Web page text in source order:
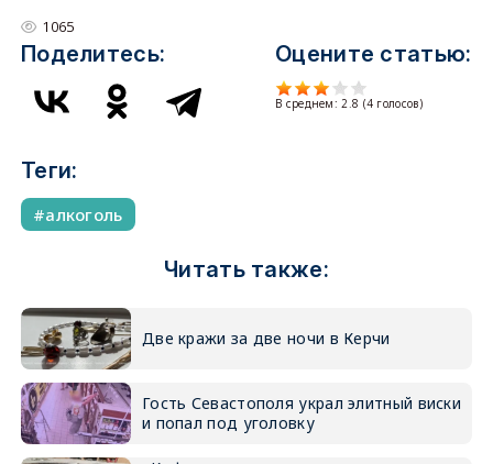
1065
Поделитесь: Оцените статью:
В среднем:2.8 (4 голосов)
Теги:
алкоголь
Читать также:
Две кражи за две ночи в Керчи
Гость Севастополя украл элитный виски
и попал под уголовку